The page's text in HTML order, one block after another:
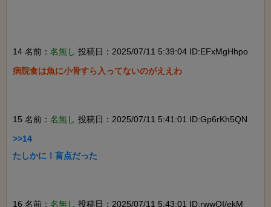
14 名前： 名無し 投稿日：2025/07/11 5:39:04 ID:EFxMgHhpo
病院食は魚に小骨すら入ってないのがええわ
15 名前： 名無し 投稿日：2025/07/11 5:41:01 ID:Gp6rKh5QN
>>14
たしかに！盲点だった
16 名前： 名無し 投稿日：2025/07/11 5:43:01 ID:rwwOI/ekM